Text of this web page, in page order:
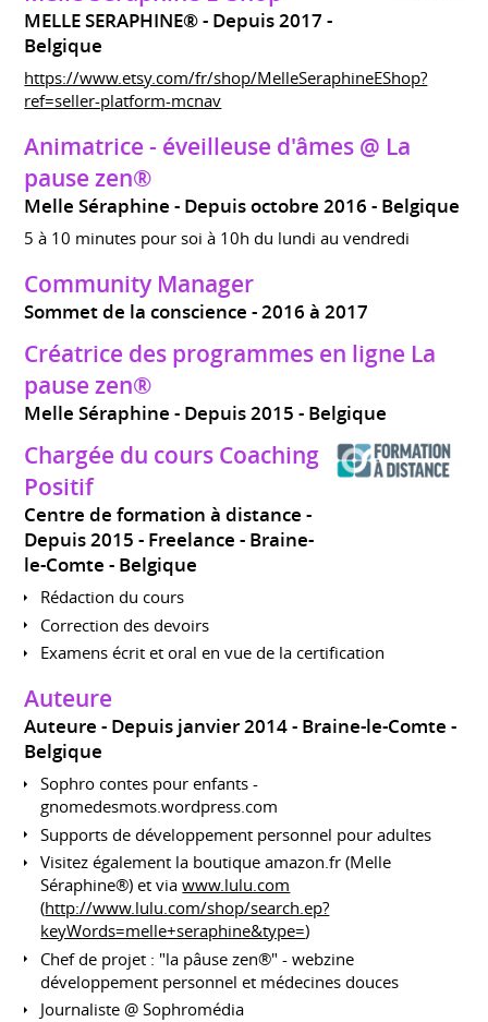
MELLE SERAPHINE®
Depuis 2017
Belgique
https://www.etsy.com/fr/shop/MelleSeraphineEShop?
ref=seller-platform-mcnav
Animatrice - éveilleuse d'âmes @ La
pause zen®
Melle Séraphine Depuis octobre 2016 Belgique
5 à 10 minutes pour soi à 10h du lundi au vendredi
Community Manager
Sommet de la conscience 2016 à 2017
Créatrice des programmes en ligne La
pause zen®
Melle Séraphine Depuis 2015 Belgique
Chargée du cours Coaching
Positif
Centre de formation à distance
Depuis 2015 Freelance
Braine-
le-Comte
Belgique
Rédaction du cours
Correction des devoirs
Examens écrit et oral en vue de la certification
Auteure
Auteure Depuis janvier 2014 Braine-le-Comte
Belgique
Sophro contes pour enfants -
gnomedesmots.wordpress.com
Supports de développement personnel pour adultes
Visitez également la boutique amazon.fr (Melle
Séraphine®) et viawww.lulu.com
(http://www.lulu.com/shop/search.ep?
keyWords=melle+seraphine&type=)
Chef de projet : "la pâuse zen®" - webzine
développement personnel et médecines douces
Journaliste @ Sophromédia